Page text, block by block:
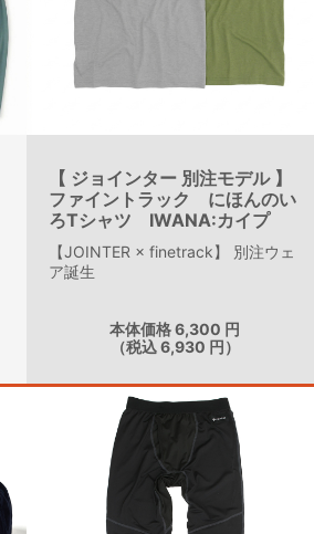
【 ジョインター 別注モデル 】
ファイントラック にほんのい
ろTシャツ IWANA:カイプ
【JOINTER × finetrack】 別注ウェ
ア誕生
本体価格 6,300 円
（税込 6,930 円）